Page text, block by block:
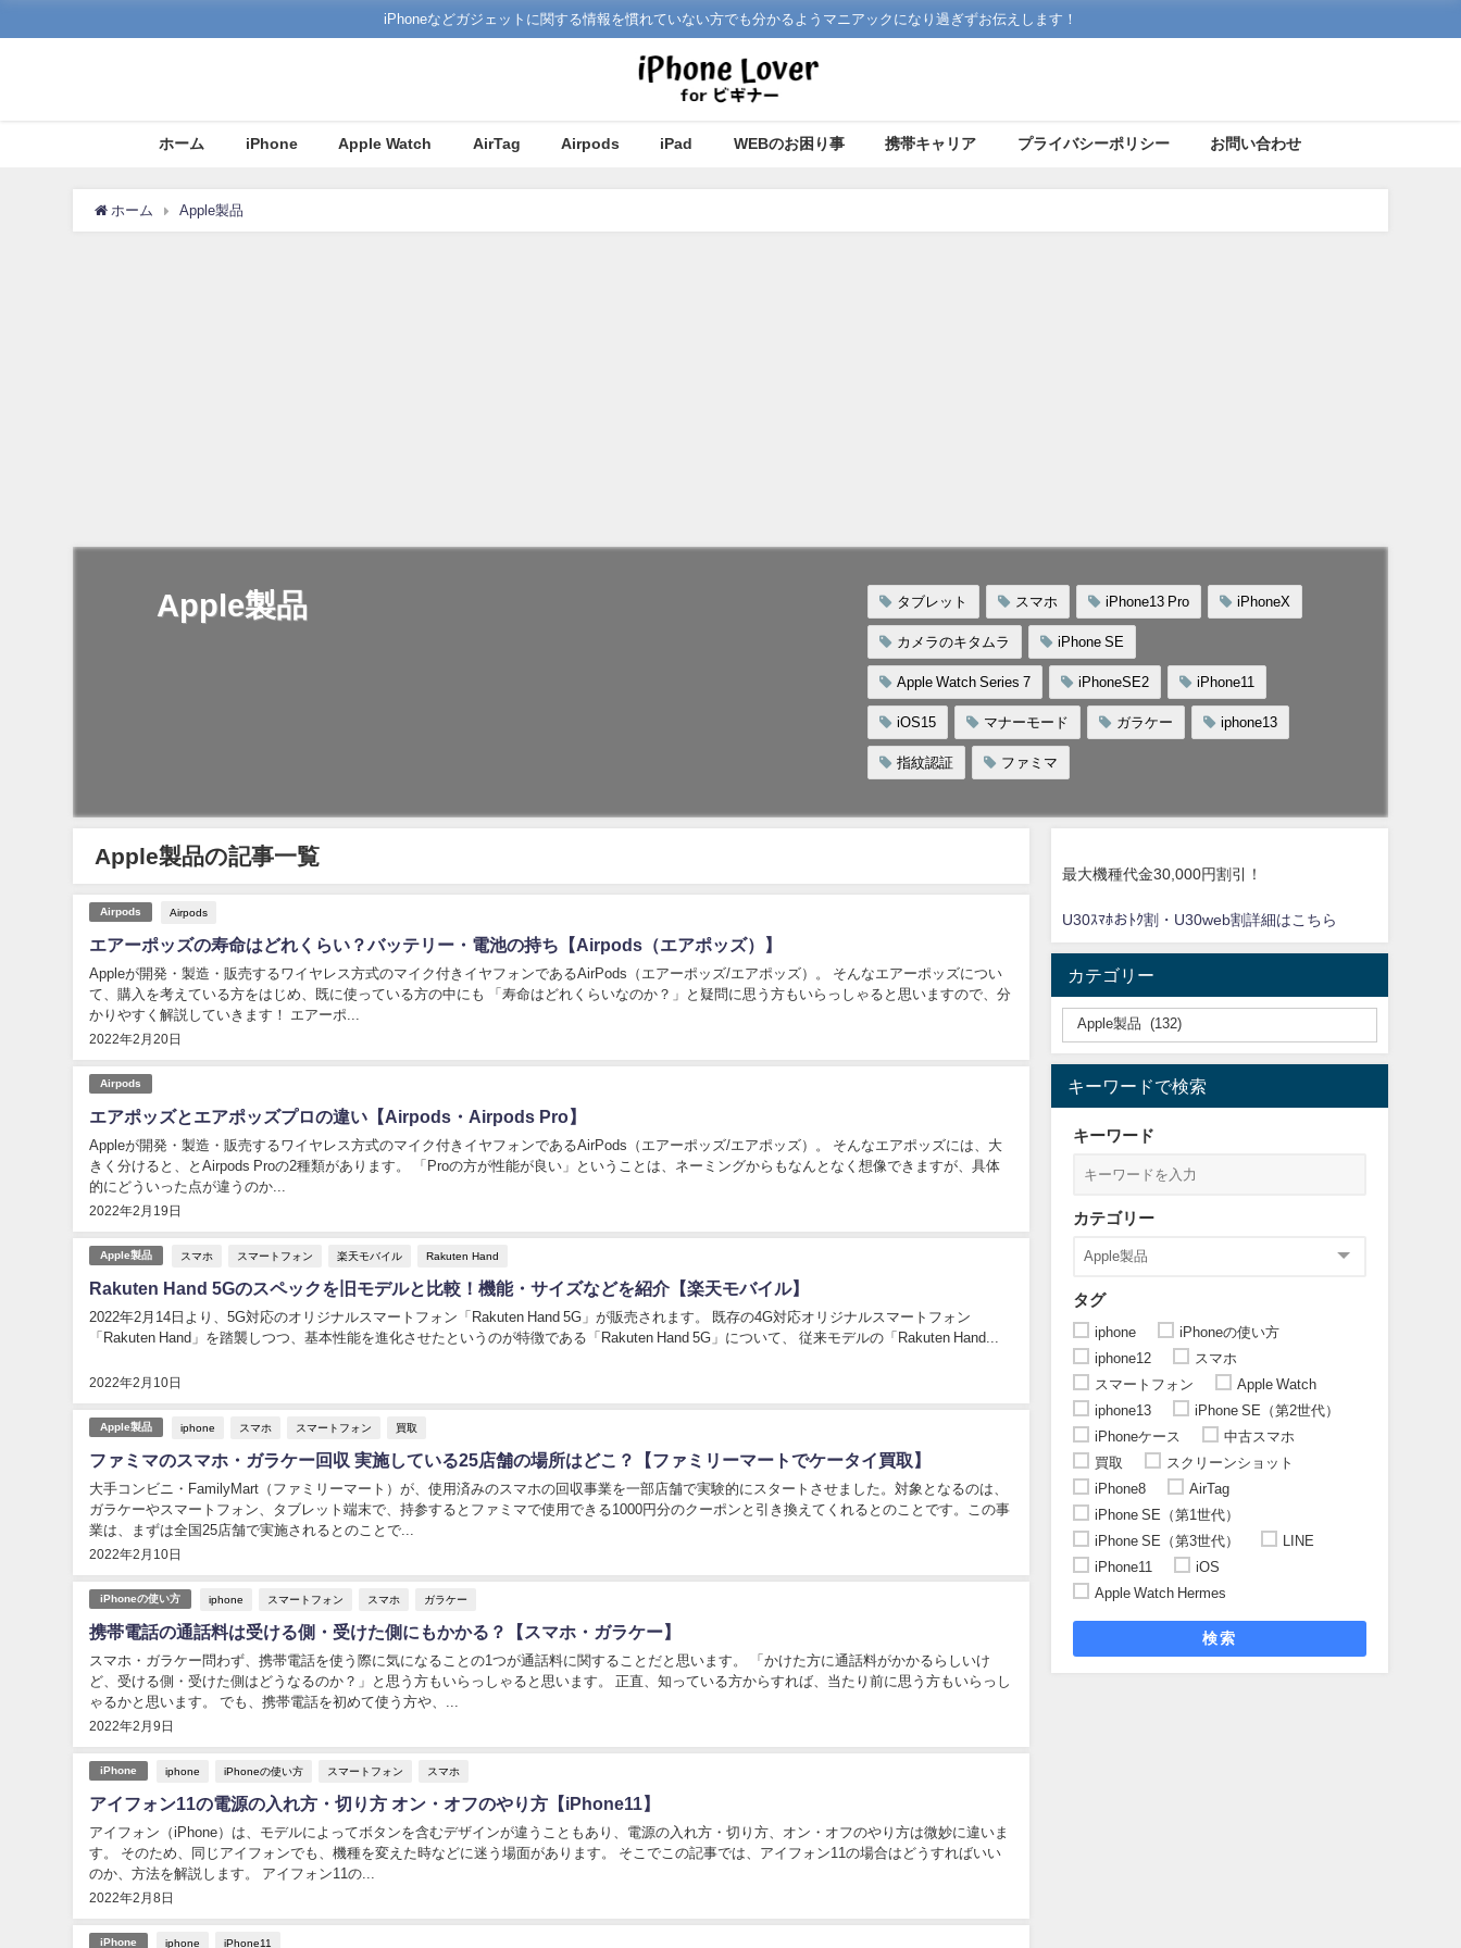
iPhoneなどガジェットに関する情報を慣れていない方でも分かるようマニアックになり過ぎずお伝えします！
ホーム iPhone Apple Watch AirTag Airpods iPad WEBのお困り事 携帯キャリア プライバシーポリシー お問い合わせ
ホーム Apple製品
Apple製品 タブレット スマホ iPhone13 Pro iPhoneX
カメラのキタムラ iPhone SE
Apple Watch Series 7 iPhoneSE2 iPhone11
iOS15 マナーモード ガラケー iphone13
指紋認証 ファミマ
Apple製品の記事一覧
Airpods Airpods
エアーポッズの寿命はどれくらい？バッテリー・電池の持ち【Airpods（エアポッズ）】
2022年2月20日
Appleが開発・製造・販売するワイヤレス方式のマイク付きイヤフォンであるAirPods（エアーポッズ/エアポッズ）。 そんなエアーポッズについ
て、購入を考えている方をはじめ、既に使っている方の中にも 「寿命はどれくらいなのか？」と疑問に思う方もいらっしゃると思いますので、分
かりやすく解説していきます！ エアーポ...
Airpods
エアポッズとエアポッズプロの違い【Airpods・Airpods Pro】
2022年2月19日
Appleが開発・製造・販売するワイヤレス方式のマイク付きイヤフォンであるAirPods（エアーポッズ/エアポッズ）。 そんなエアポッズには、大
きく分けると、とAirpods Proの2種類があります。 「Proの方が性能が良い」ということは、ネーミングからもなんとなく想像できますが、具体
的にどういった点が違うのか...
Apple製品 スマホ スマートフォン 楽天モバイル Rakuten Hand
Rakuten Hand 5Gのスペックを旧モデルと比較！機能・サイズなどを紹介【楽天モバイル】
2022年2月10日
2022年2月14日より、5G対応のオリジナルスマートフォン「Rakuten Hand 5G」が販売されます。 既存の4G対応オリジナルスマートフォン
「Rakuten Hand」を踏襲しつつ、基本性能を進化させたというのが特徴である「Rakuten Hand 5G」について、 従来モデルの「Rakuten Hand...
Apple製品 iphone スマホ スマートフォン 買取
ファミマのスマホ・ガラケー回収 実施している25店舗の場所はどこ？【ファミリーマートでケータイ買取】
2022年2月10日
大手コンビニ・FamilyMart（ファミリーマート）が、使用済みのスマホの回収事業を一部店舗で実験的にスタートさせました。対象となるのは、
ガラケーやスマートフォン、タブレット端末で、持参するとファミマで使用できる1000円分のクーポンと引き換えてくれるとのことです。この事
業は、まずは全国25店舗で実施されるとのことで...
iPhoneの使い方 iphone スマートフォン スマホ ガラケー
携帯電話の通話料は受ける側・受けた側にもかかる？【スマホ・ガラケー】
2022年2月9日
スマホ・ガラケー問わず、携帯電話を使う際に気になることの1つが通話料に関することだと思います。 「かけた方に通話料がかかるらしいけ
ど、受ける側・受けた側はどうなるのか？」と思う方もいらっしゃると思います。 正直、知っている方からすれば、当たり前に思う方もいらっし
ゃるかと思います。 でも、携帯電話を初めて使う方や、...
iPhone iphone iPhoneの使い方 スマートフォン スマホ
アイフォン11の電源の入れ方・切り方 オン・オフのやり方【iPhone11】
2022年2月8日
アイフォン（iPhone）は、モデルによってボタンを含むデザインが違うこともあり、電源の入れ方・切り方、オン・オフのやり方は微妙に違いま
す。 そのため、同じアイフォンでも、機種を変えた時などに迷う場面があります。 そこでこの記事では、アイフォン11の場合はどうすればいい
のか、方法を解説します。 アイフォン11の...
iPhone iphone iPhone11
最大機種代金30,000円割引！
U30ｽﾏﾎおﾄｸ割・U30web割詳細はこちら
カテゴリー
キーワードで検索
キーワード
カテゴリー
タグ
iphone
iPhoneの使い方
iphone12
スマホ
スマートフォン
Apple Watch
iphone13
iPhone SE（第2世代）
iPhoneケース
中古スマホ
買取
スクリーンショット
iPhone8
AirTag
iPhone SE（第1世代）
iPhone SE（第3世代）
LINE
iPhone11
iOS
Apple Watch Hermes
検索